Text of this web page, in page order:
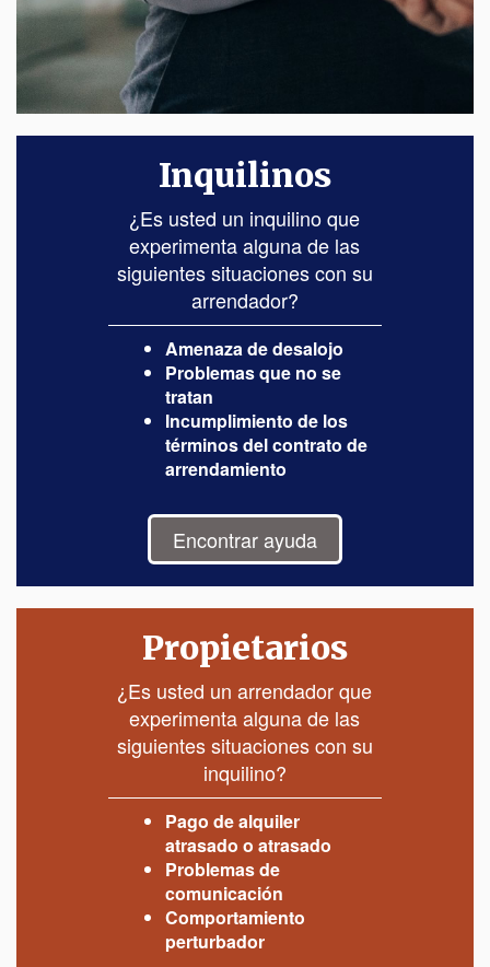
Inquilinos
¿Es usted un inquilino que
experimenta alguna de las
siguientes situaciones con su
arrendador?
Amenaza de desalojo
Problemas que no se
tratan
Incumplimiento de los
términos del contrato de
arrendamiento
Encontrar ayuda
Propietarios
¿Es usted un arrendador que
experimenta alguna de las
siguientes situaciones con su
inquilino?
Pago de alquiler
atrasado o atrasado
Problemas de
comunicación
Comportamiento
perturbador